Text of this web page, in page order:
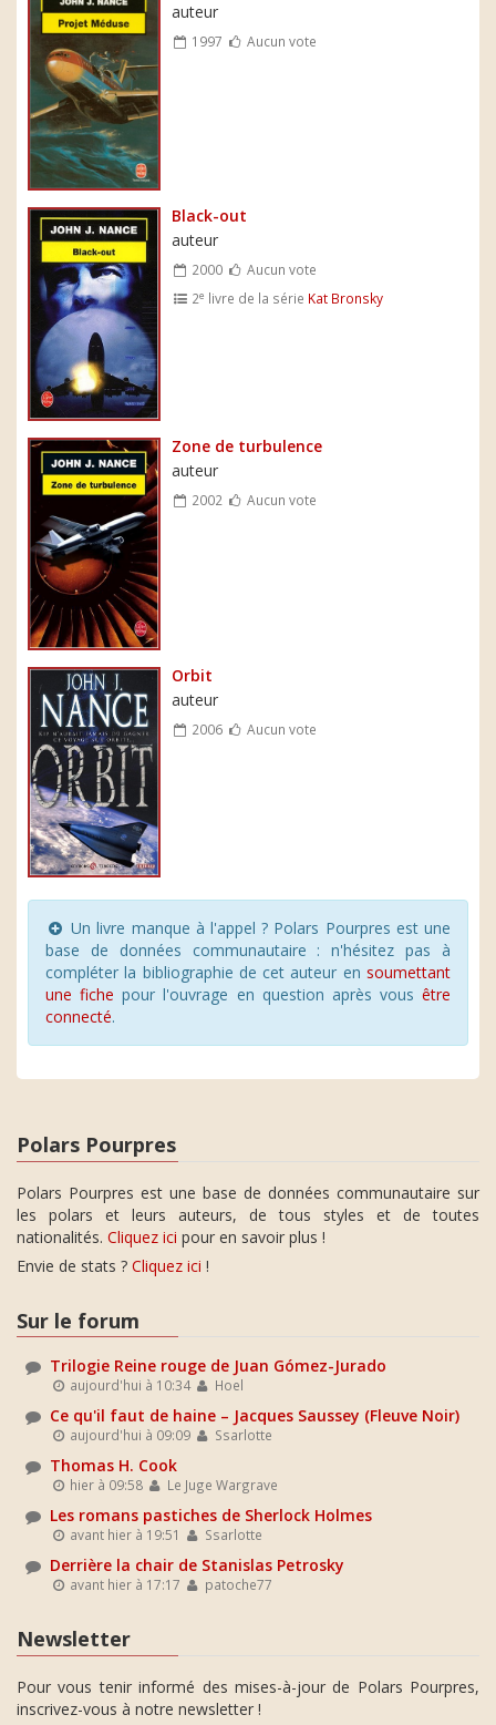
auteur
1997 Aucun vote
Black-out
auteur
2000
Aucun vote
2e livre de la série Kat Bronsky
Zone de turbulence
auteur
2002 Aucun vote
Orbit
auteur
2006 Aucun vote
Un livre manque à l'appel ? Polars Pourpres est une
base de données communautaire : n'hésitez pas à
compléter la bibliographie de cet auteur en soumettant
une fiche pour l'ouvrage en question après vous être
connecté.
Polars Pourpres
Polars Pourpres est une base de données communautaire sur
les polars et leurs auteurs, de tous styles et de toutes
nationalités. Cliquez ici pour en savoir plus !
Envie de stats ? Cliquez ici !
Sur le forum
Trilogie Reine rouge de Juan Gómez-Jurado
aujourd'hui à 10:34 Hoel
Ce qu'il faut de haine – Jacques Saussey (Fleuve Noir)
aujourd'hui à 09:09 Ssarlotte
Thomas H. Cook
hier à 09:58 Le Juge Wargrave
Les romans pastiches de Sherlock Holmes
avant hier à 19:51 Ssarlotte
Derrière la chair de Stanislas Petrosky
avant hier à 17:17 patoche77
Newsletter
Pour vous tenir informé des mises-à-jour de Polars Pourpres,
inscrivez-vous à notre newsletter !